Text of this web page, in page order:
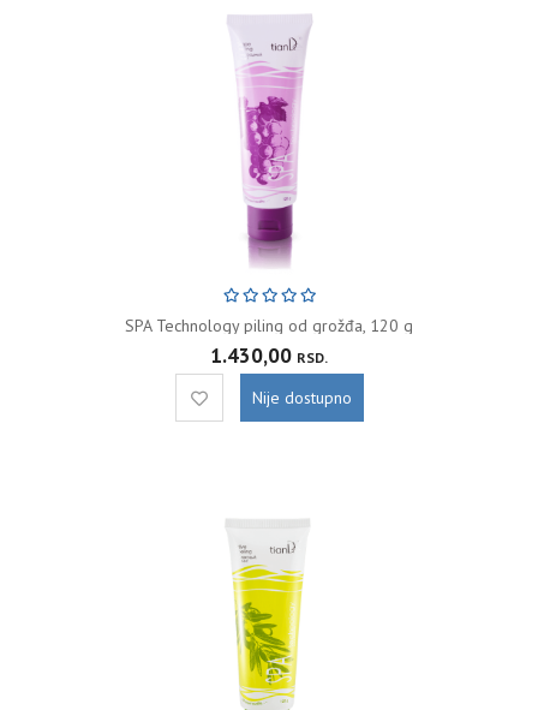
SPA Technology piling od grožđa, 120 g
1.430,00 RSD.
Nije dostupno